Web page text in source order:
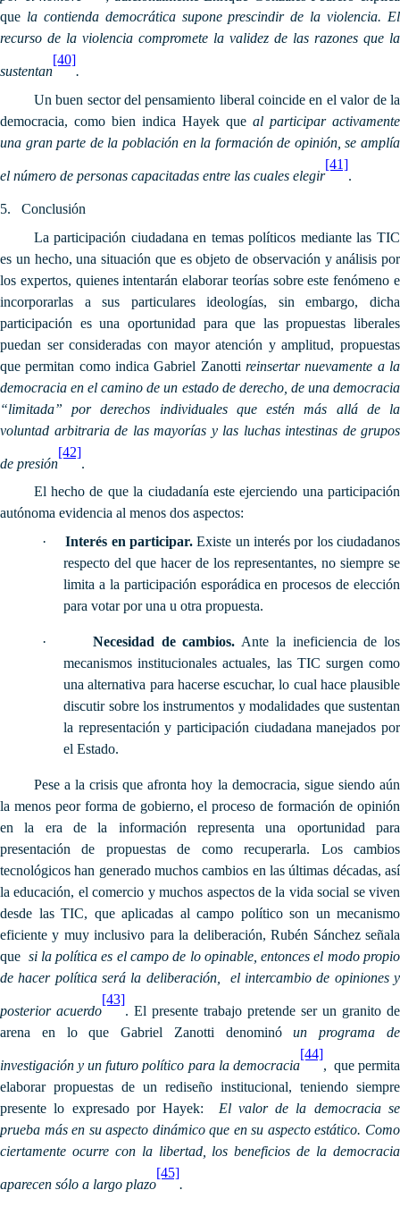
que la contienda democrática supone prescindir de la violencia. El
recurso de la violencia compromete la validez de las razones que la
sustentan
[40]
.
Un buen sector del pensamiento liberal coincide en el valor de la
democracia, como bien indica Hayek que al participar activamente
una gran parte de la población en la formación de opinión, se amplía
el número de personas capacitadas entre las cuales elegir
[41]
.
5.
Conclusión
La participación ciudadana en temas políticos mediante las TIC
es un hecho, una situación que es objeto de observación y análisis por
los expertos, quienes intentarán elaborar teorías sobre este fenómeno e
incorporarlas a sus particulares ideologías, sin embargo, dicha
participación es una oportunidad para que las propuestas liberales
puedan ser consideradas con mayor atención y amplitud, propuestas
que permitan como indica Gabriel Zanotti reinsertar nuevamente a la
democracia en el camino de un estado de derecho, de una democracia
“limitada” por derechos individuales que estén más allá de la
voluntad arbitraria de las mayorías y las luchas intestinas de grupos
de presión
[42]
.
El hecho de que la ciudadanía este ejerciendo una participación
autónoma evidencia al menos dos aspectos:
·
Interés en participar.Existe un interés por los ciudadanos
respecto del que hacer de los representantes, no siempre se
limita a la participación esporádica en procesos de elección
para votar por una u otra propuesta.
· Necesidad de cambios. Ante la ineficiencia de los
mecanismos institucionales actuales, las TIC surgen como
una alternativa para hacerse escuchar, lo cual hace plausible
discutir sobre los instrumentos y modalidades que sustentan
la representación y participación ciudadana manejados por
el Estado.
Pese a la crisis que afronta hoy la democracia, sigue siendo aún
la menos peor forma de gobierno, el proceso de formación de opinión
en la era de la información representa una oportunidad para
presentación de propuestas de como recuperarla. Los cambios
tecnológicos han generado muchos cambios en las últimas décadas, así
la educación, el comercio y muchos aspectos de la vida social se viven
desde las TIC, que aplicadas al campo político son un mecanismo
eficiente y muy inclusivo para la deliberación, Rubén Sánchez señala
que si la política es el campo de lo opinable, entonces el modo propio
de hacer política será la deliberación, el intercambio de opiniones y
posterior acuerdo
[43]
. El presente trabajo pretende ser un granito de
arena en lo que Gabriel Zanotti denominóun programa de
investigación y un futuro político para la democracia
[44]
, que permita
elaborar propuestas de un rediseño institucional, teniendo siempre
presente lo expresado por Hayek: El valor de la democracia se
prueba más en su aspecto dinámico que en su aspecto estático. Como
ciertamente ocurre con la libertad, los beneficios de la democracia
aparecen sólo a largo plazo
[45]
.